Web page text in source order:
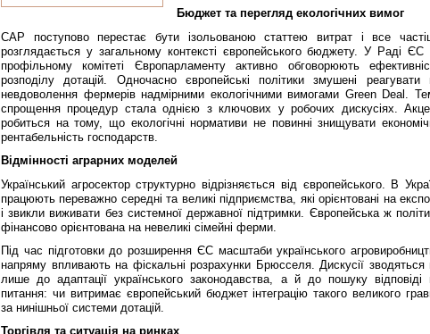
Бюджет та перегляд екологічних вимог
САР поступово перестає бути ізольованою статтею витрат і все
розглядається у загальному контексті європейського бюджету. У Раді ЄС
профільному комітеті Європарламенту активно обговорюють
розподілу дотацій. Одночасно європейські політики змушені реагувати
невдоволення фермерів надмірними екологічними вимогами Green Deal.
спрощення процедур стала однією з ключових у робочих дискусіях.
робиться на тому, що екологічні нормативи не повинні знищувати
рентабельність господарств.
Відмінності аграрних моделей
Український агросектор структурно відрізняється від європейського. В
працюють переважно середні та великі підприємства, які орієнтовані на
і звикли виживати без системної державної підтримки. Європейська ж
фінансово орієнтована на невеликі сімейні ферми.
Під час підготовки до розширення ЄС масштаби українського
напряму впливають на фіскальні розрахунки Брюсселя. Дискусії зводяться
лише до адаптації українського законодавства, а й до пошуку відповіді
питання: чи витримає європейський бюджет інтеграцію такого великого
за нинішньої системи дотацій.
Торгівля та ситуація на ринках